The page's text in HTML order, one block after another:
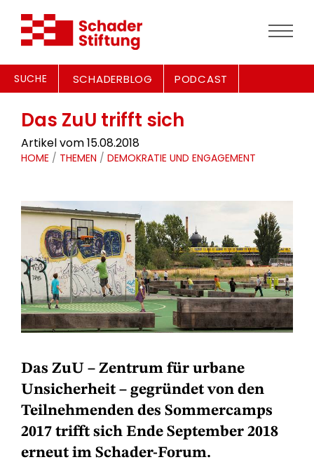
SUCHE SCHADERBLOG PODCAST
Das ZuU trifft sich
Artikel vom 15.08.2018
HOME / THEMEN / DEMOKRATIE UND ENGAGEMENT
Das ZuU – Zentrum für urbane
Unsicherheit – gegründet von den
Teilnehmenden des Sommercamps
2017 trifft sich Ende September 2018
erneut im Schader-Forum.